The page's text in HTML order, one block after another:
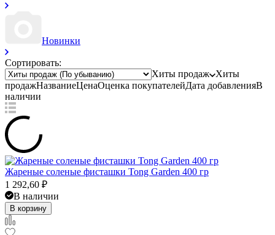
Новинки
Сортировать:
Хиты продаж
Хиты
продажНазваниеЦенаОценка покупателейДата добавленияВ
наличии
Жареные соленые фисташки Tong Garden 400 гр
1 292,60 ₽
В наличии
В корзину